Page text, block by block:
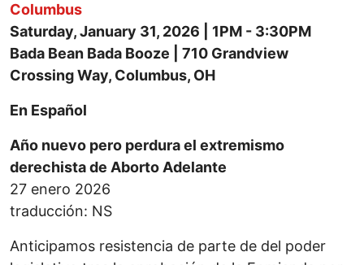
Columbus
Saturday, January 31, 2026 | 1PM - 3:30PM
Bada Bean Bada Booze | 710 Grandview
Crossing Way, Columbus, OH
En Español
Año nuevo pero perdura el extremismo
derechistade Aborto Adelante
27 enero 2026
traducción: NS
Anticipamos resistencia de parte de del poder